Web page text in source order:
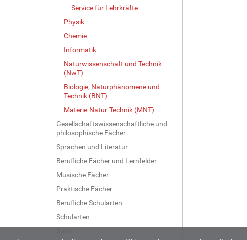
Service für Lehrkräfte
Physik
Chemie
Informatik
Naturwissenschaft und Technik
(NwT)
Biologie, Naturphänomene und
Technik (BNT)
Materie-Natur-Technik (MNT)
Gesellschaftswissenschaftliche und
philosophische Fächer
Sprachen und Literatur
Berufliche Fächer und Lernfelder
Musische Fächer
Praktische Fächer
Berufliche Schularten
Schularten